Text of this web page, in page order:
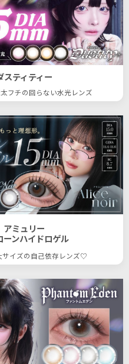
スティティー
フチの回らない水光レンズ
アミュリー
ーンハイドロゲル
サイズの自己依存レンズ♡